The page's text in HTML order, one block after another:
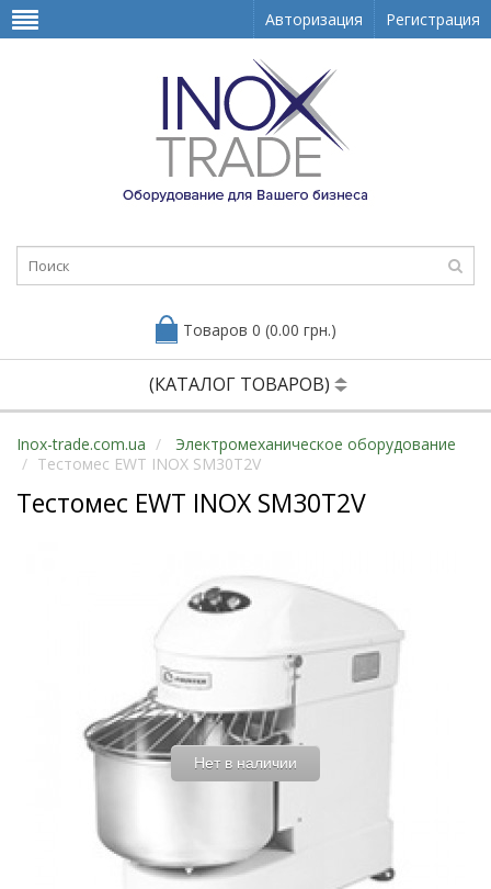
Авторизация Регистрация
Товаров 0 (0.00 грн.)
(КАТАЛОГ ТОВАРОВ)
Inox-trade.com.ua
Электромеханическое оборудование
Тестомес EWT INOX SM30T2V
Тестомес EWT INOX SM30T2V
Нет в наличии